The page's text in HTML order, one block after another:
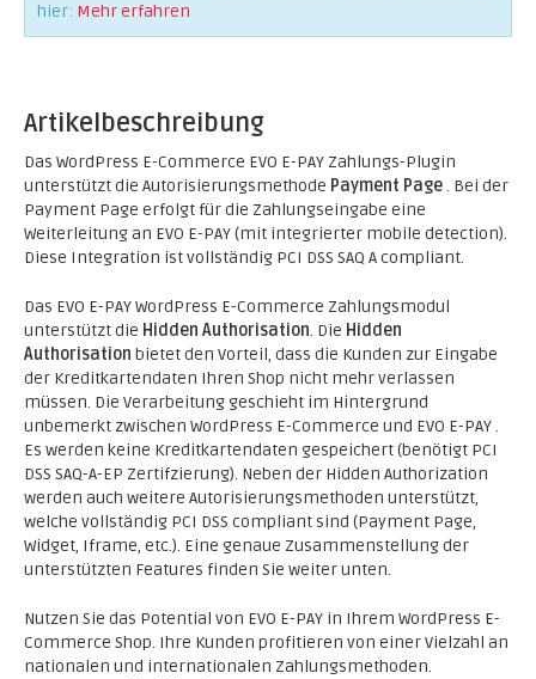
hier: Mehr erfahren
Artikelbeschreibung
Das WordPress E-Commerce EVO E-PAY Zahlungs-Plugin
unterstützt die Autorisierungsmethode Payment Page. Bei der
Payment Page erfolgt für die Zahlungseingabe eine
Weiterleitung an EVO E-PAY (mit integrierter mobile detection).
Diese Integration ist vollständig PCI DSS SAQ A compliant.
Das EVO E-PAY WordPress E-Commerce Zahlungsmodul
unterstützt die Hidden Authorisation. Die Hidden
Authorisation bietet den Vorteil, dass die Kunden zur Eingabe
der Kreditkartendaten Ihren Shop nicht mehr verlassen
müssen. Die Verarbeitung geschieht im Hintergrund
unbemerkt zwischen WordPress E-Commerce und EVO E-PAY .
Es werden keine Kreditkartendaten gespeichert (benötigt PCI
DSS SAQ-A-EP Zertifzierung). Neben der Hidden Authorization
werden auch weitere Autorisierungsmethoden unterstützt,
welche vollständig PCI DSS compliant sind (Payment Page,
Widget, Iframe, etc.). Eine genaue Zusammenstellung der
unterstützten Features finden Sie weiter unten.
Nutzen Sie das Potential von EVO E-PAY in Ihrem WordPress E-
Commerce Shop. Ihre Kunden profitieren von einer Vielzahl an
nationalen und internationalen Zahlungsmethoden.